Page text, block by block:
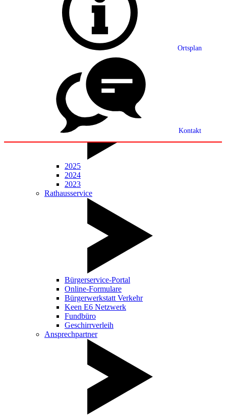
Ortsplan
Kontakt
Grußwort
Ortsplan
Partnerschaft
Statistik
Mitteilungsblatt
2025
2024
2023
Rathausservice
Bürgerservice-Portal
Online-Formulare
Bürgerwerkstatt Verkehr
Keen E6 Netzwerk
Fundbüro
Geschirrverleih
Ansprechpartner